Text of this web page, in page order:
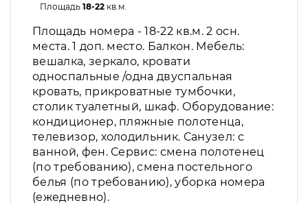
Площадь 18-22кв.м.
Площадь номера - 18-22 кв.м. 2 осн.
места. 1 доп. место. Балкон. Мебель:
вешалка, зеркало, кровати
односпальные /одна двуспальная
кровать, прикроватные тумбочки,
столик туалетный, шкаф. Оборудование:
кондиционер, пляжные полотенца,
телевизор, холодильник. Санузел: с
ванной, фен. Сервис: смена полотенец
(по требованию), смена постельного
белья (по требованию), уборка номера
(ежедневно).